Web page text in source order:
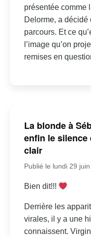
présentée comme
Delorme, a
parcours. Et ce
l’image qu’on
remises en
La blonde à
enfin le silence
clair
Publié le lundi 29
Bien dit!!!
Derrière les
virales, il y a une
connaissent.